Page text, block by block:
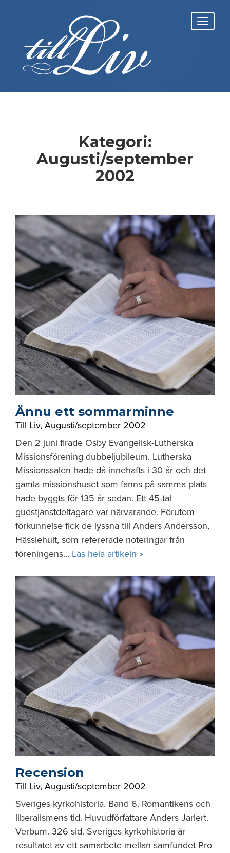
Kategori:
Augusti/september
2002
Ännu ett sommarminne
Till Liv, Augusti/september 2002
Den 2 juni firade Osby Evangelisk-Lutherska
Missionsförening dubbeljubileum. Lutherska
Missionssalen hade då innehafts i 30 år och det
gamla missionshuset som fanns på samma plats
hade byggts för 135 år sedan. Ett 45-tal
gudstjänstdeltagare var närvarande. Förutom
förkunnelse fick de lyssna till Anders Andersson,
Hässlehult, som refererade noteringar från
föreningens… Läs hela artikeln »
Recension
Till Liv, Augusti/september 2002
Sveriges kyrkohistoria. Band 6. Romantikens och
liberalismens tid. Huvudförfattare Anders Jarlert.
Verbum. 326 sid. Sveriges kyrkohistoria är
resultatet av ett samarbete mellan samfundet Pro